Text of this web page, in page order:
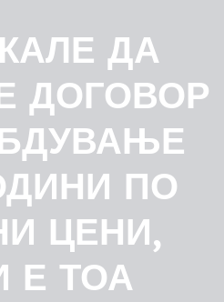
ДА
ДОГОВОР
ПО
ЦЕНИ,
Е ТОА